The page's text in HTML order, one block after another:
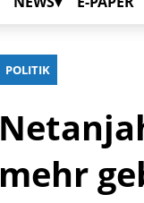
POLITIK
mehr